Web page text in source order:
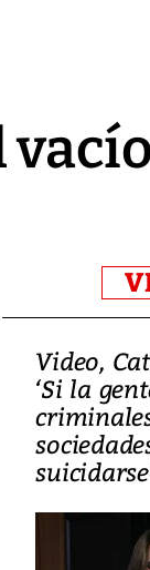
Video,
‘Si la